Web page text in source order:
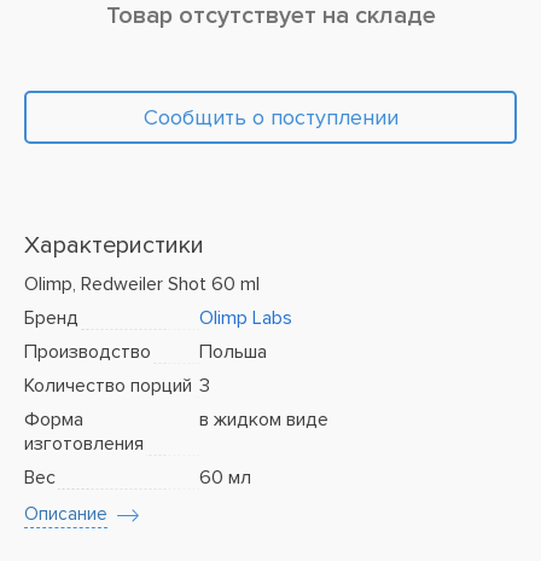
Товар отсутствует на складе
Сообщить о поступлении
Характеристики
Olimp, Redweiler Shot 60 ml
Бренд
Olimp Labs
Производство
Польша
Количество порций 3
Форма
изготовления
в жидком виде
Вес 60 мл
Описание